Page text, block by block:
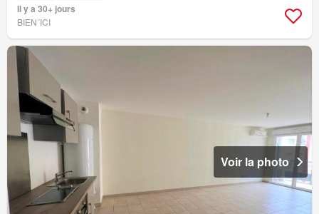
Il y a 30+ jours
BIEN´ICI
Voir la photo